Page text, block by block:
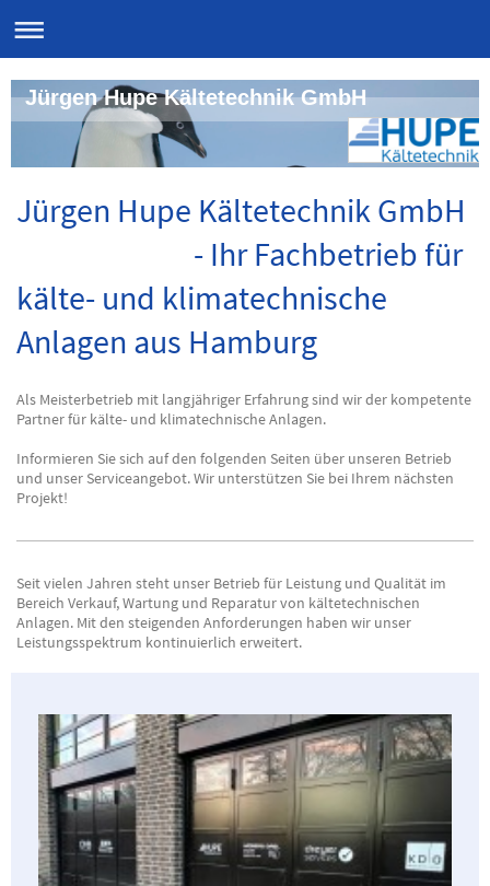
Jürgen Hupe Kältetechnik GmbH
Jürgen Hupe Kältetechnik GmbH
- Ihr Fachbetrieb für
kälte- und klimatechnische
Anlagen aus Hamburg
Als Meisterbetrieb mit langjähriger Erfahrung sind wir der kompetente
Partner für kälte- und klimatechnische Anlagen.
Informieren Sie sich auf den folgenden Seiten über unseren Betrieb
und unser Serviceangebot. Wir unterstützen Sie bei Ihrem nächsten
Projekt!
Seit vielen Jahren steht unser Betrieb für Leistung und Qualität im
Bereich Verkauf, Wartung und Reparatur von kältetechnischen
Anlagen. Mit den steigenden Anforderungen haben wir unser
Leistungsspektrum kontinuierlich erweitert.